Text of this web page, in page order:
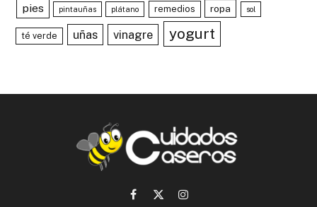
pies pintauñas plátano remedios ropa sol
té verde uñas vinagre yogurt
Facebook
X
Instagram